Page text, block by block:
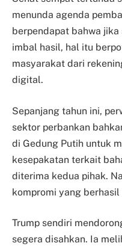
menunda agenda
berpendapat bahwa
imbal hasil, hal itu
masyarakat dari
digital.
Sepanjang tahun ini,
sektor perbankan
di Gedung Putih untuk
kesepakatan terkait
diterima kedua pihak.
kompromi yang berhasil
Trump sendiri
segera disahkan. Ia